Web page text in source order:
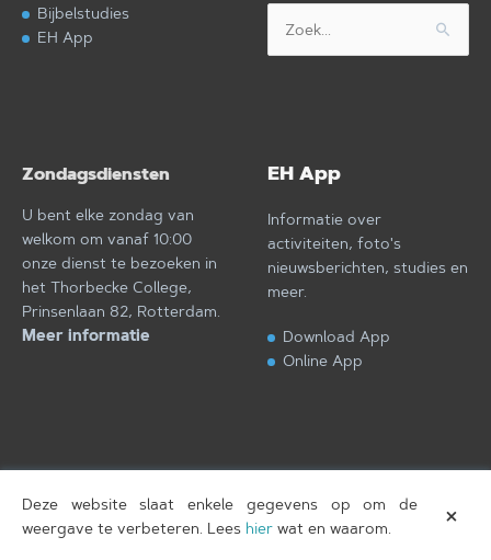
Bijbelstudies
EH App
naar:
Zondagsdiensten
U bent elke zondag van
welkom om vanaf 10:00
onze dienst te bezoeken in
het Thorbecke College,
Prinsenlaan 82, Rotterdam.
Meer informatie
EH App
Informatie over
activiteiten, foto's
nieuwsberichten, studies en
meer.
Download App
Online App
Copyright © 2026Eben-Haëzer, gebouwd door
Amersfoort
Deze website slaat enkele gegevens op om de
weergave te verbeteren. Lees hier wat en waarom. ×